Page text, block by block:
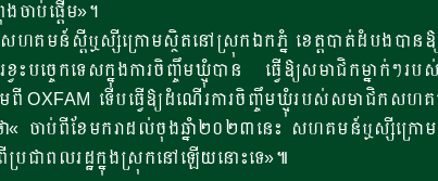
ាប់ផ្តើម»។
ន៍ស្តីឬស្សីក្រោមស្ថិតនៅស្រុកឯកភ្នំ ខេត្តបាត់ដំបងបានឱ្
ះបច្ចេកទេសក្នុងការចិញ្ចឹមឃ្មុំបាន ធ្វើឱ្យសមាជិកម្នា
ពី OXFAM ទើបធ្វើឱ្យដំណើរការចិញ្ចឹមឃ្មុំរបស់សមាជិកស
ចាប់ពីខែមករាដល់ចុងឆ្នំា២០២៣នេះ សហគមន៍ឬស្សីក្រ
ប្រជាពលរដ្ឋក្នុងស្រុកនៅឡើយនោះទេ»៕